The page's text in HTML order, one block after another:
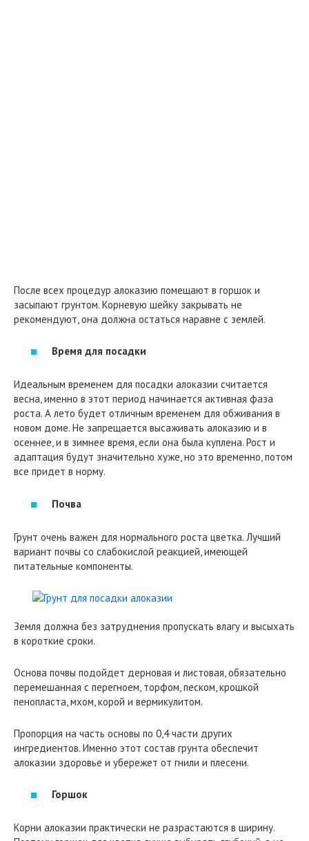
После всех процедур алоказию помещают в горшок и
засыпают грунтом. Корневую шейку закрывать не
рекомендуют, она должна остаться наравне с землей.
Время для посадки
Идеальным временем для посадки алоказии считается
весна, именно в этот период начинается активная фаза
роста. А лето будет отличным временем для обживания в
новом доме. Не запрещается высаживать алоказию и в
осеннее, и в зимнее время, если она была куплена. Рост и
адаптация будут значительно хуже, но это временно, потом
все придет в норму.
Почва
Грунт очень важен для нормального роста цветка. Лучший
вариант почвы со слабокислой реакцией, имеющей
питательные компоненты.
Земля должна без затруднения пропускать влагу и высыхать
в короткие сроки.
Основа почвы подойдет дерновая и листовая, обязательно
перемешанная с перегноем, торфом, песком, крошкой
пенопласта, мхом, корой и вермикулитом.
Пропорция на часть основы по 0,4 части других
ингредиентов. Именно этот состав грунта обеспечит
алоказии здоровье и убережет от гнили и плесени.
Горшок
Корни алоказии практически не разрастаются в ширину.